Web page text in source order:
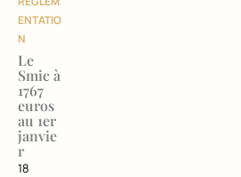
ENTATIO
N
Le
Smic à
1767
euros
au 1er
janvie
r
18